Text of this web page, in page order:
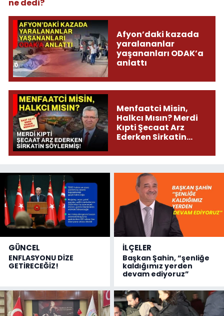
ne dedi?
Afyon’daki kazada
yaralananlar
yaşananları ODAK’a
anlattı
Menfaatci Misin,
Halkcı Mısın? Merdi
Kıpti Şecaat Arz
Ederken Sirkatin
GÜNCEL
ENFLASYONU DİZE
GETİRECEĞİZ!
İLÇELER
Başkan Şahin, “şenliğe
kaldığımız yerden
devam ediyoruz”